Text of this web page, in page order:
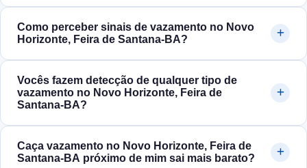
Como perceber sinais de vazamento no Novo
Horizonte, Feira de Santana‑BA?
Vocês fazem detecção de qualquer tipo de
vazamento no Novo Horizonte, Feira de
Santana‑BA?
Caça vazamento no Novo Horizonte, Feira de
Santana‑BA próximo de mim sai mais barato?